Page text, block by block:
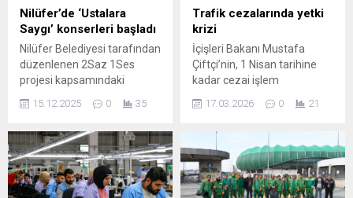
parçası oldu; kısa süre önce
CHP İl Başkanı Umut
Mehmet Sapan da
görevinden ayrıldığını...
Kulübü ve Mercedes Benz
Team 16 Bursa Sosyal
Derneği ile birlikte anlamlı bir
dayanışmaya imza attı.
Yaklaşan kış mevsimi
sebebiyle Osmangazi
Nilüfer’de ‘Ustalara
Saygı’ konserleri başladı
Nilüfer Belediyesi tarafından
düzenlenen 2Saz 1Ses
projesi kapsamındaki
Nâzım Hikmet Kültürevi’nde
Müziği’nin sevilen eserleri,
keman, bağlama ve vokal
uyumuyla sanatseverlerle
buluştu. Nilüfer Belediyesi,
15.12.2025 0 35
Trafik cezalarında yetki
krizi
İçişleri Bakanı Mustafa
Çiftçi’nin, 1 Nisan tarihine
kadar cezai işlem
kesilmiş olan cezaların
hukuk dünyasında yetki
tartışması başlattı.
17.03.2026 0 21